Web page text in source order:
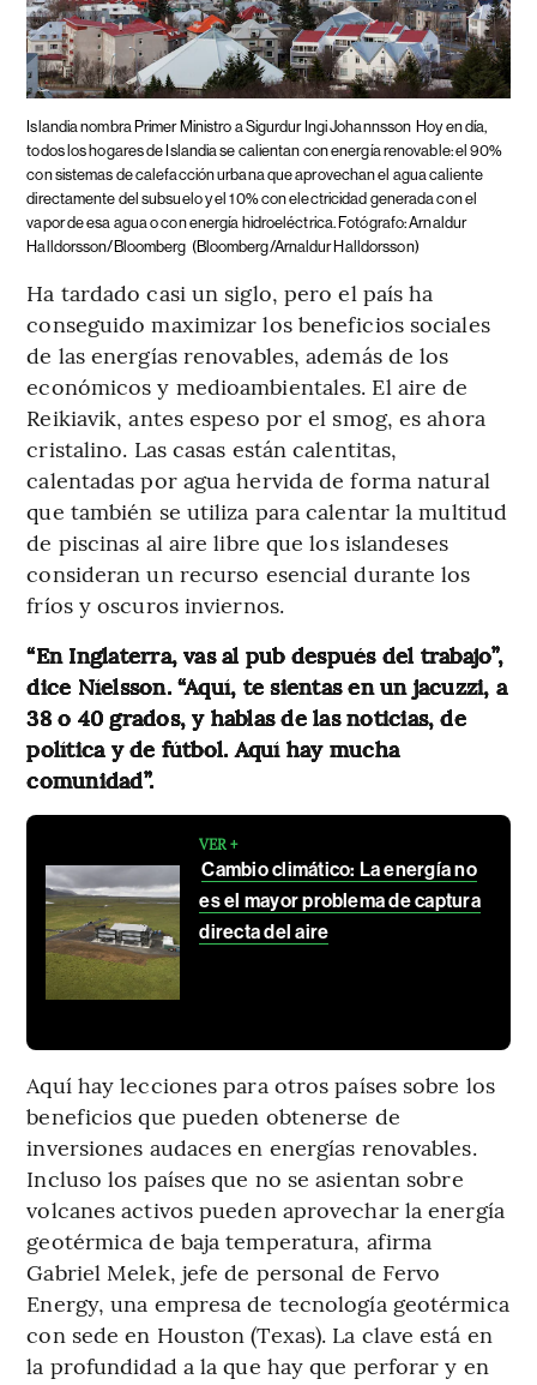
Islandia nombra Primer Ministro a Sigurdur Ingi Johannsson Hoy en día,
todos los hogares de Islandia se calientan con energía renovable: el 90%
con sistemas de calefacción urbana que aprovechan el agua caliente
directamente del subsuelo y el 10% con electricidad generada con el
vapor de esa agua o con energía hidroeléctrica. Fotógrafo: Arnaldur
Halldorsson/Bloomberg (Bloomberg/Arnaldur Halldorsson)
Ha tardado casi un siglo, pero el país ha
conseguido maximizar los beneficios sociales
de las energías renovables, además de los
económicos y medioambientales. El aire de
Reikiavik, antes espeso por el smog, es ahora
cristalino. Las casas están calentitas,
calentadas por agua hervida de forma natural
que también se utiliza para calentar la multitud
de piscinas al aire libre que los islandeses
consideran un recurso esencial durante los
fríos y oscuros inviernos.
“En Inglaterra, vas al pub después del trabajo”,
dice Níelsson. “Aquí, te sientas en un jacuzzi, a
38 o 40 grados, y hablas de las noticias, de
política y de fútbol. Aquí hay mucha
comunidad”.
VER +
Cambio climático: La energía no
es el mayor problema de captura
directa del aire
Aquí hay lecciones para otros países sobre los
beneficios que pueden obtenerse de
inversiones audaces en energías renovables.
Incluso los países que no se asientan sobre
volcanes activos pueden aprovechar la energía
geotérmica de baja temperatura, afirma
Gabriel Melek, jefe de personal de Fervo
Energy, una empresa de tecnología geotérmica
con sede en Houston (Texas). La clave está en
la profundidad a la que hay que perforar y en